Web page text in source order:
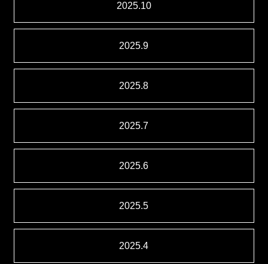
2025.10
2025.9
2025.8
2025.7
2025.6
2025.5
2025.4